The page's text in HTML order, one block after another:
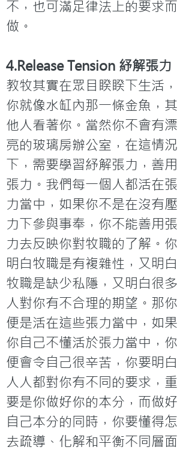
不，也可滿足律法上的要求而
做。
4.Release Tension 紓解張力
教牧其實在眾目睽睽下生活，
你就像水缸內那一條金魚，其
他人看著你。當然你不會有漂
亮的玻璃房辦公室，在這情況
下，需要學習紓解張力，善用
張力。我們每一個人都活在張
力當中，如果你不是在沒有壓
力下參與事奉，你不能善用張
力去反映你對牧職的了解。你
明白牧職是有複雜性，又明白
牧職是缺少私隱，又明白很多
人對你有不合理的期望。那你
便是活在這些張力當中，如果
你自己不懂活於張力當中，你
便會令自己很辛苦，你要明白
人人都對你有不同的要求，重
要是你做好你的本分，而做好
自己本分的同時，你要懂得怎
去疏導、化解和平衡不同層面